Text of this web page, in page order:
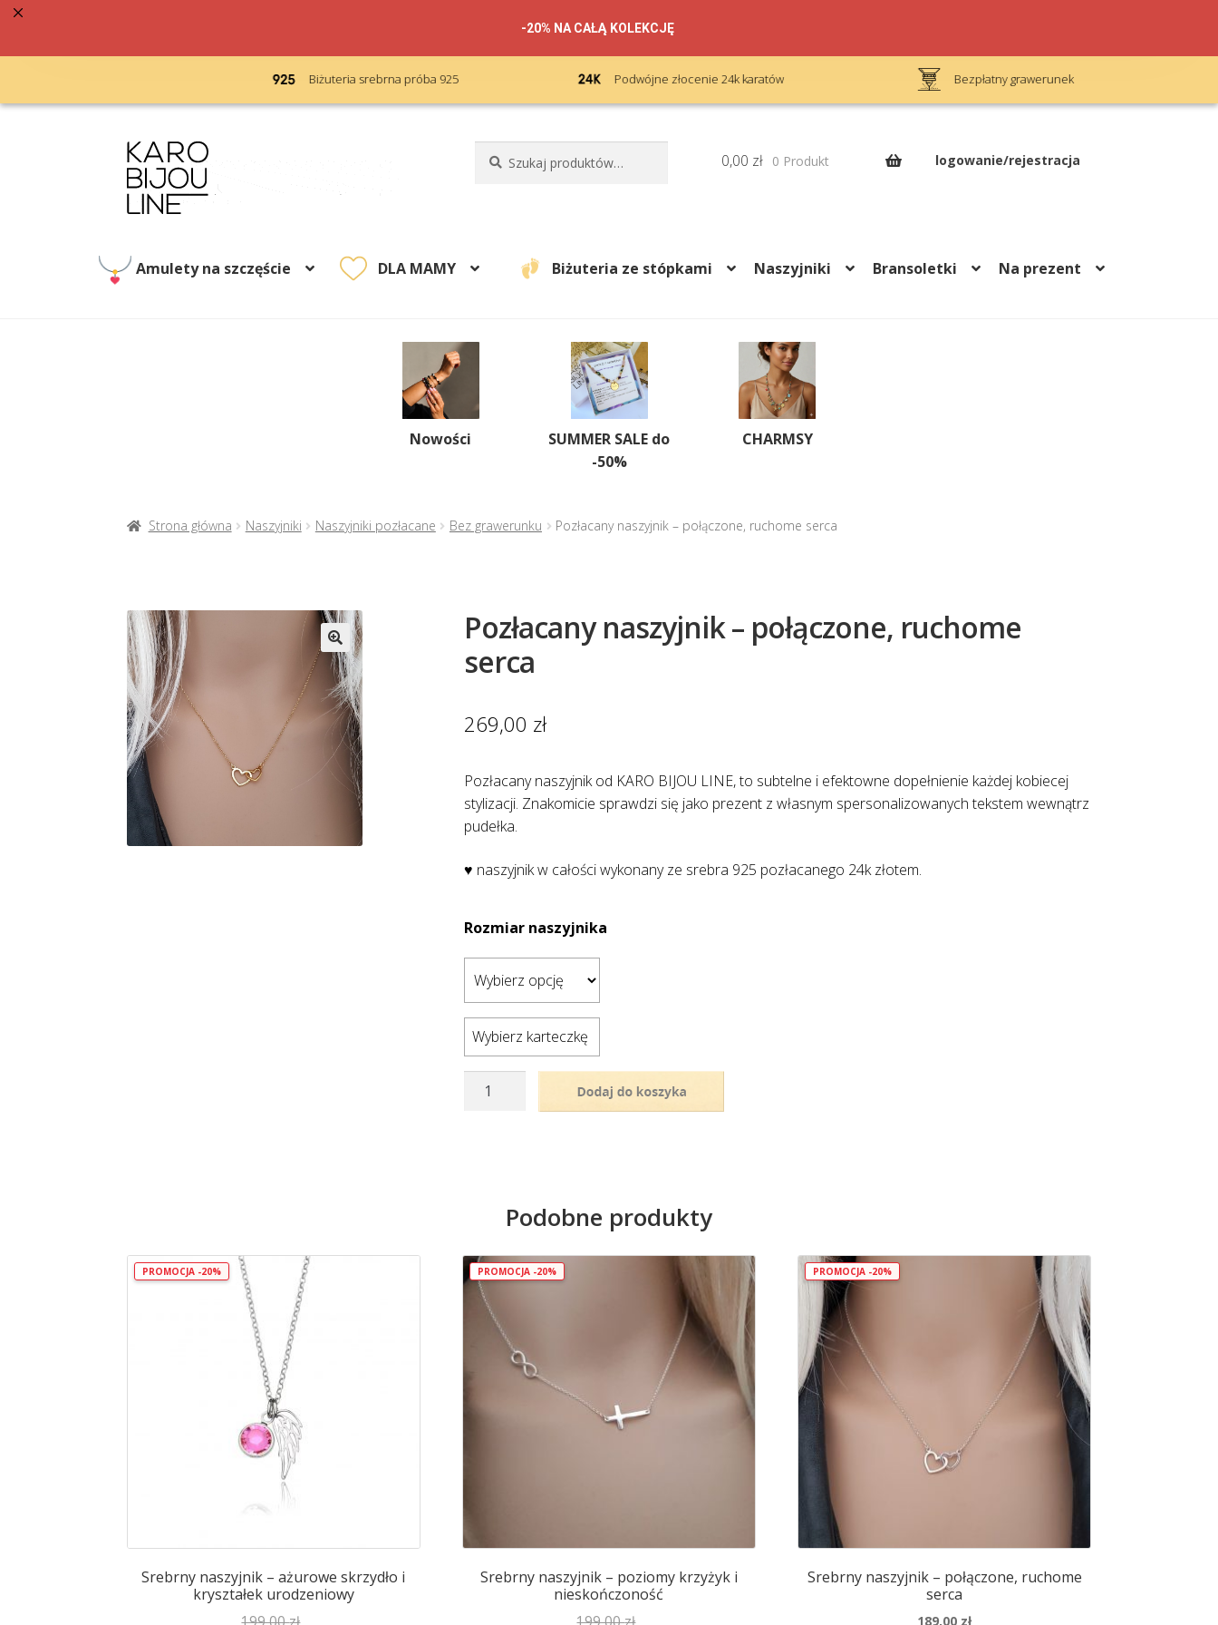
-20% NA CAŁĄ KOLEKCJĘ
Biżuteria srebrna próba 925 Podwójne złocenie 24k karatów Bezpłatny grawerunek
Przejdź
do
nawigacji
Przejdź
do
treści
logowanie/rejestracja
Amulety na szczęście DLA MAMY Biżuteria ze stópkami Naszyjniki Bransoletki Na prezent
0,00 zł 0 Produkt
Nowości
SUMMER SALE do
-50%
CHARMSY
Strona główna Naszyjniki Naszyjniki pozłacane Bez grawerunku Pozłacany naszyjnik – połączone, ruchome serca
Pozłacany naszyjnik – połączone, ruchome
serca
269,00 zł
Pozłacany naszyjnik od KARO BIJOU LINE, to subtelne i efektowne dopełnienie każdej kobiecej
stylizacji. Znakomicie sprawdzi się jako prezent z własnym spersonalizowanych tekstem wewnątrz
pudełka.
♥ naszyjnik w całości wykonany ze srebra 925 pozłacanego 24k złotem.
Rozmiar naszyjnika
Wybierz karteczkę
ilość
Pozłacany
Produkt chwilowo
niedostępny
Podobne produkty
PROMOCJA -20%
Srebrny naszyjnik – ażurowe skrzydło i
kryształek urodzeniowy
PROMOCJA -20%
Srebrny naszyjnik – poziomy krzyżyk i
nieskończoność
PROMOCJA -20%
Srebrny naszyjnik – połączone, ruchome
serca
189,00 zł